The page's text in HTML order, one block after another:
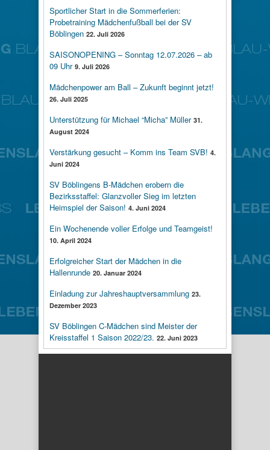
Sportlicher Start in die Sommerferien:
Probetraining Mädchenfußball bei der SV
Böblingen 22. Juli 2026
SAISONOPENING – Sonntag 12.07.2026 – ab
09 Uhr 9. Juli 2026
Mädchenpower am Ball – Zukunft beginnt jetzt!
26. Juli 2025
Unterstützung für Michael “Micha” Müller 31.
August 2024
Verstärkung gesucht – Komm ins Team SVB! 4.
Juni 2024
SV Böblingens B-Mädchen erobern die
Bezirksstaffel: Glanzvoller Sieg im letzten
Heimspiel der Saison! 4. Juni 2024
Ein Wochenende voller Erfolge und Teamgeist!
10. April 2024
Erfolgreicher Start der Mädchen in die
Hallenrunde 20. Januar 2024
Einladung zur Jahreshauptversammlung 23.
Dezember 2023
SV Böblingen C-Mädchen sind Meister der
Kreisstaffel 1 Saison 2022/23. 22. Juni 2023